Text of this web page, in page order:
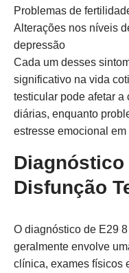
Problemas de
Alterações nos níveis
depressão
Cada um desses
significativo na vida
testicular pode afetar
diárias, enquanto
estresse emocional
Diagnóstico
Disfunção
O diagnóstico de E29
geralmente envolve
clínica, exames físicos